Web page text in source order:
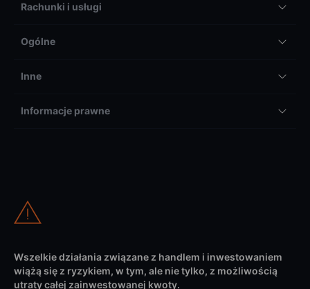
Rachunki i usługi
Ogólne
Inne
Informacje prawne
Wszelkie działania związane z handlem i inwestowaniem
wiążą się z ryzykiem, w tym, ale nie tylko, z możliwością
utraty całej zainwestowanej kwoty.